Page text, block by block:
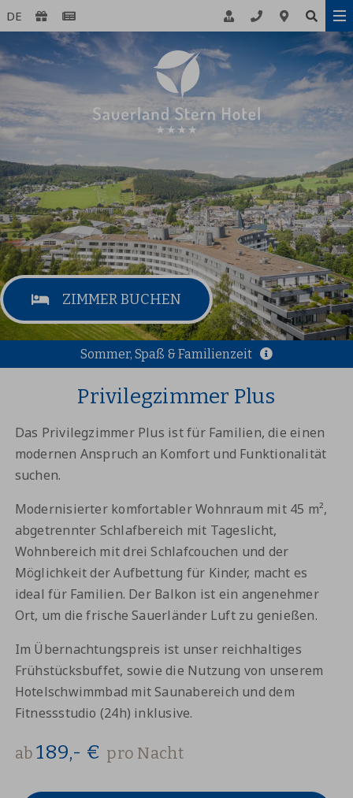
DE
ZIMMER BUCHEN
Sommer, Spaß & Familienzeit
Privilegzimmer Plus
Das Privilegzimmer Plus ist für Familien, die einen
modernen Anspruch an Komfort und Funktionalität
suchen.
Modernisierter komfortabler Wohnraum mit 45 m²,
abgetrennter Schlafbereich mit Tageslicht,
Wohnbereich mit drei Schlafcouchen und der
Möglichkeit der Aufbettung für Kinder, macht es
ideal für Familien. Der Balkon ist ein angenehmer
Ort, um die frische Sauerländer Luft zu genießen.
Im Übernachtungspreis ist unser reichhaltiges
Frühstücksbuffet, sowie die Nutzung von unserem
Hotelschwimmbad mit Saunabereich und dem
Fitnessstudio (24h) inklusive.
ab189,- € pro Nacht